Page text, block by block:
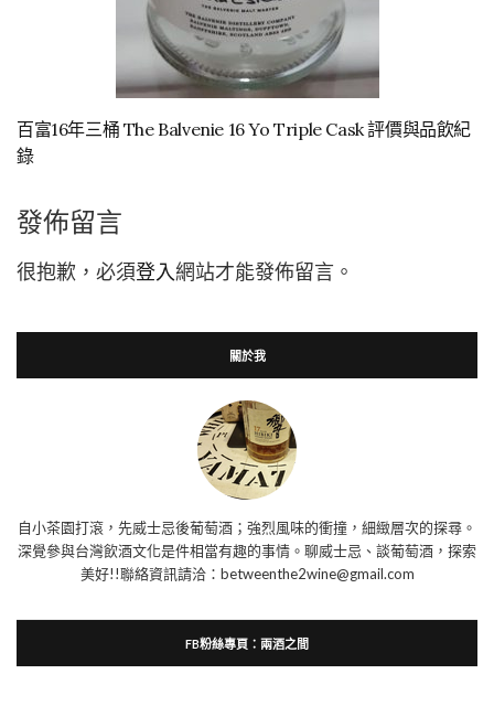
百富16年三桶 The Balvenie 16 Yo Triple Cask 評價與品飲紀
錄
發佈留言
很抱歉，必須登入網站才能發佈留言。
關於我
自小茶園打滾，先威士忌後葡萄酒；強烈風味的衝撞，細緻層次的探尋。
深覺參與台灣飲酒文化是件相當有趣的事情。聊威士忌、談葡萄酒，探索
美好!!聯絡資訊請洽：betweenthe2wine@gmail.com
FB粉絲專頁：兩酒之間